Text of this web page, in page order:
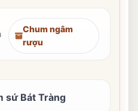
Chum ngâm
rượu
sứ Bát Tràng